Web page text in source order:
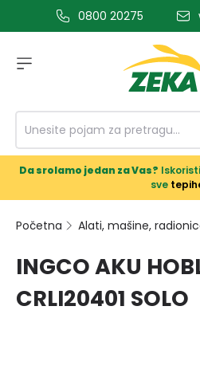
glavni sadržaj0800 20275
Da srolamo jedan za Vas?
sve
Početna Alati, mašine,
INGCO AKU
CRLI20401 SOLO